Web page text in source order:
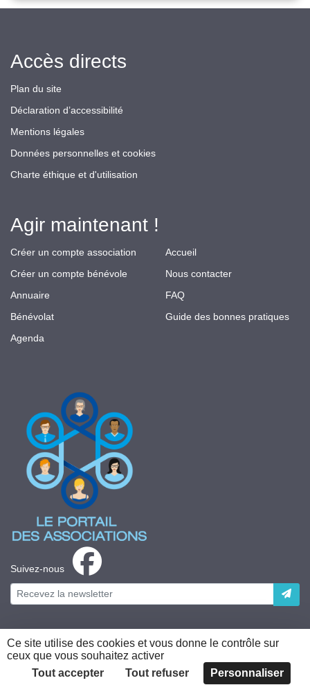
Suivez-nous
Accès directs
Plan du site
Déclaration d’accessibilité
Mentions légales
Données personnelles et cookies
Charte éthique et d'utilisation
Agir maintenant !
Créer un compte association
Créer un compte bénévole
Annuaire
Bénévolat
Agenda
Accueil
Nous contacter
FAQ
Guide des bonnes pratiques
Plateforme développée en France par
Ce site utilise des cookies et vous donne le contrôle sur
ceux que vous souhaitez activer
Tout accepter
Tout refuser Personnaliser